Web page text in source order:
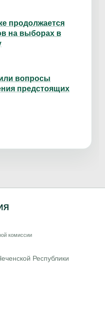
продолжается
на выборах в
вопросы
предстоящих
комиссии
Республики